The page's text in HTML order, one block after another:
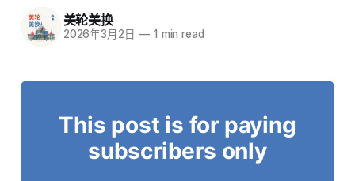
美轮美换
2026年3月2日 —1 min read
This post is for paying
subscribers only